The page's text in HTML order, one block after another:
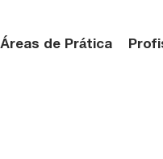
Áreas de Prática